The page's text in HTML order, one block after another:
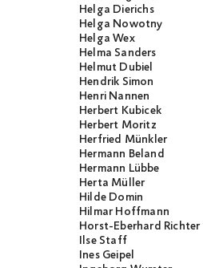
Helga Dierichs
Helga Nowotny
Helga Wex
Helma Sanders
Helmut Dubiel
Hendrik Simon
Henri Nannen
Herbert Kubicek
Herbert Moritz
Herfried Münkler
Hermann Beland
Hermann Lübbe
Herta Müller
Hilde Domin
Hilmar Hoffmann
Horst-Eberhard Richter
Ilse Staff
Ines Geipel